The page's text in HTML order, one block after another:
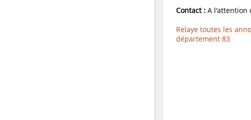
Contact : A l'attention
Relaye toutes les
département 83